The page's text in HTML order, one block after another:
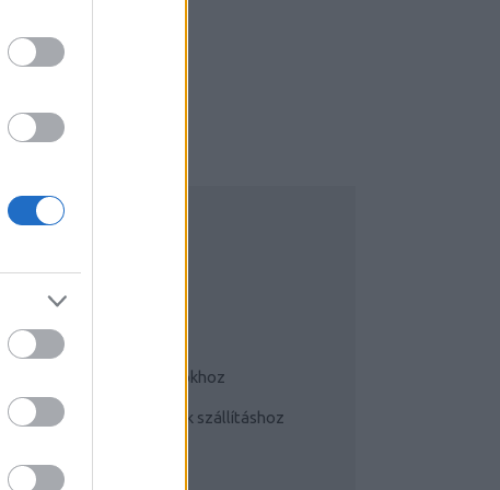
TUDATTÁGÍTÓ
Bringás tippek
Kerékpárok a mindennapokhoz
Teherhordó/ cargo bringák szállításhoz